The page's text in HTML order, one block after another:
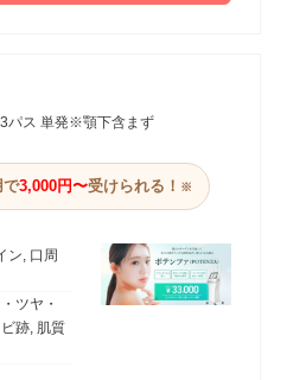
パス 単発※顎下含まず
で3,000円〜受けられる！ ※
ン, 口周
ツヤ・
跡, 肌質